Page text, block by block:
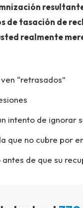
de tasación de
realmente
“retrasados”
intento de ignorar
que no cubre por
de que su